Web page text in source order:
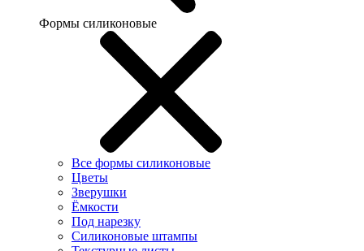
Формы силиконовые
Все формы силиконовые
Цветы
Зверушки
Ёмкости
Под нарезку
Силиконовые штампы